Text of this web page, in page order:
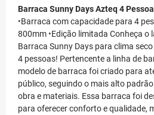
Barraca Sunny Days Azteq 4
•Barraca com capacidade para 4
800mm •Edição limitada Conheça o
Barraca Sunny Days para clima
4 pessoas! Pertencente a linha de
modelo de barraca foi criado para
público, seguindo o mais alto
obra e materiais. Essa barraca foi
para oferecer conforto e qualidade,